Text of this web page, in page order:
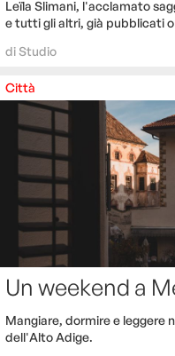
Leïla Slimani, l'acclamato
e tutti gli altri, già pubblicati o
diStudio
Città
Un weekend a
Mangiare, dormire e leggere
dell'Alto Adige.